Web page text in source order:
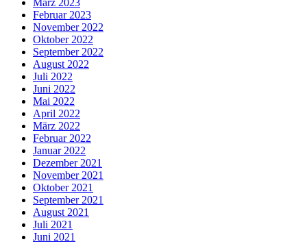
Februar 2023
November 2022
Oktober 2022
September 2022
August 2022
Juli 2022
Juni 2022
Mai 2022
April 2022
März 2022
Februar 2022
Januar 2022
Dezember 2021
November 2021
Oktober 2021
September 2021
August 2021
Juli 2021
Juni 2021